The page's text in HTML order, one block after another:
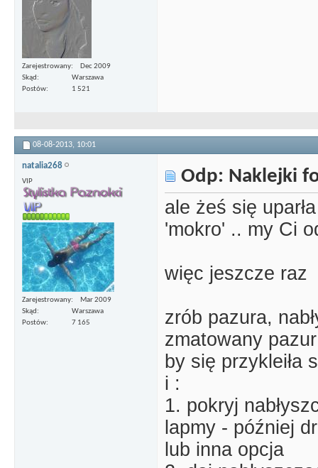
Zarejestrowany
Dec 2009
Skąd
Warszawa
Postów
1 521
08-08-2013, 10:01
natalia268
VIP
Zarejestrowany
Mar 2009
Skąd
Warszawa
Postów
7 165
Odp: Naklejki
ale żeś się
'mokro' .. my Ci
więc jeszcze raz
zrób pazura,
zmatowany
by się przykleiła
i :
1. pokryj
lapmy - później
lub inna opcja